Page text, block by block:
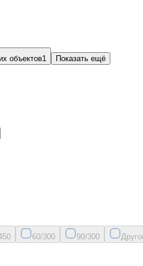
объектов1 Показать ещё
0 60/300 90/300